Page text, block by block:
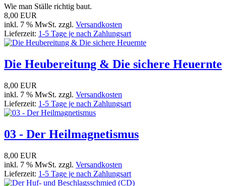
Wie man Ställe richtig baut.
8,00 EUR
inkl. 7 % MwSt. zzgl. Versandkosten
Lieferzeit: 1-5 Tage je nach Zahlungsart
Die Heubereitung & Die sichere Heuernte
8,00 EUR
inkl. 7 % MwSt. zzgl. Versandkosten
Lieferzeit: 1-5 Tage je nach Zahlungsart
03 - Der Heilmagnetismus
8,00 EUR
inkl. 7 % MwSt. zzgl. Versandkosten
Lieferzeit: 1-5 Tage je nach Zahlungsart